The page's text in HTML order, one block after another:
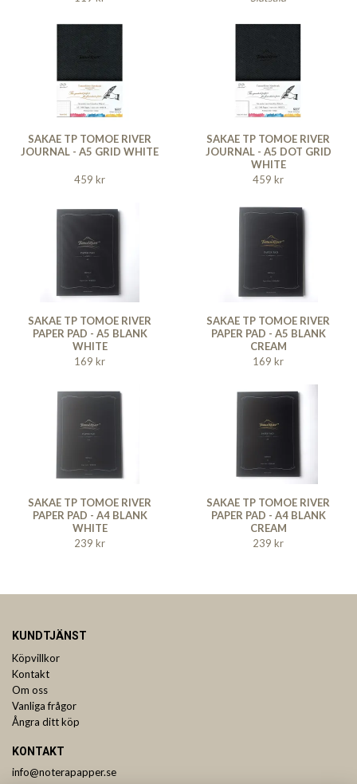
SAKAE TP TOMOE RIVER
JOURNAL - A5 GRID WHITE
459 kr
SAKAE TP TOMOE RIVER
JOURNAL - A5 DOT GRID
WHITE
459 kr
SAKAE TP TOMOE RIVER
PAPER PAD - A5 BLANK
WHITE
169 kr
SAKAE TP TOMOE RIVER
PAPER PAD - A5 BLANK
CREAM
169 kr
SAKAE TP TOMOE RIVER
PAPER PAD - A4 BLANK
WHITE
239 kr
SAKAE TP TOMOE RIVER
PAPER PAD - A4 BLANK
CREAM
239 kr
KUNDTJÄNST
Köpvillkor
Kontakt
Om oss
Vanliga frågor
Ångra ditt köp
KONTAKT
info@noterapapper.se